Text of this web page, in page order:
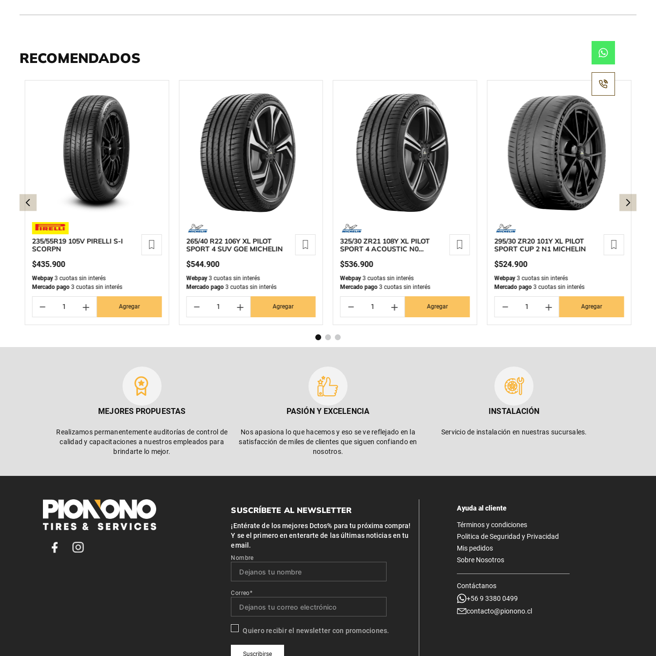
RECOMENDADOS
235/55R19 105V PIRELLI S-I
SCORPN
$435.900
Webpay3 cuotas sin interés
Mercado pago3 cuotas sin interés
＋
－ Agregar
265/40 R22 106Y XL PILOT
SPORT 4 SUV GOE MICHELIN
$544.900
Webpay3 cuotas sin interés
Mercado pago3 cuotas sin interés
＋
－ Agregar
325/30 ZR21 108Y XL PILOT
SPORT 4 ACOUSTIC N0
$536.900
Webpay 3 cuotas sin interés
Mercado pago 3 cuotas sin interés
＋
－ Agregar
295/30 ZR20 101Y XL PILOT
SPORT CUP 2 N1 MICHELIN
$524.900
Webpay3 cuotas sin interés
Mercado pago3 cuotas sin interés
＋
－ Agregar
MEJORES PROPUESTAS
Realizamos permanentemente auditorías de control de
calidad y capacitaciones a nuestros empleados para
brindarte lo mejor.
PASIÓN Y EXCELENCIA
Nos apasiona lo que hacemos y eso se ve reflejado en la
satisfacción de miles de clientes que siguen confiando en
nosotros.
INSTALACIÓN
Servicio de instalación en nuestras sucursales.
SUSCRÍBETE AL NEWSLETTER
¡Entérate de los mejores Dctos% para tu próxima compra!
Y se el primero en enterarte de las últimas noticias en tu
email.
Nombre
Correo*
Quiero recibir el newsletter con promociones.
Suscribirse
Ayuda al cliente
Términos y condiciones
Politica de Seguridad y Privacidad
Mis pedidos
Sobre Nosotros
Contáctanos
+56 9 3380 0499
contacto@pionono.cl